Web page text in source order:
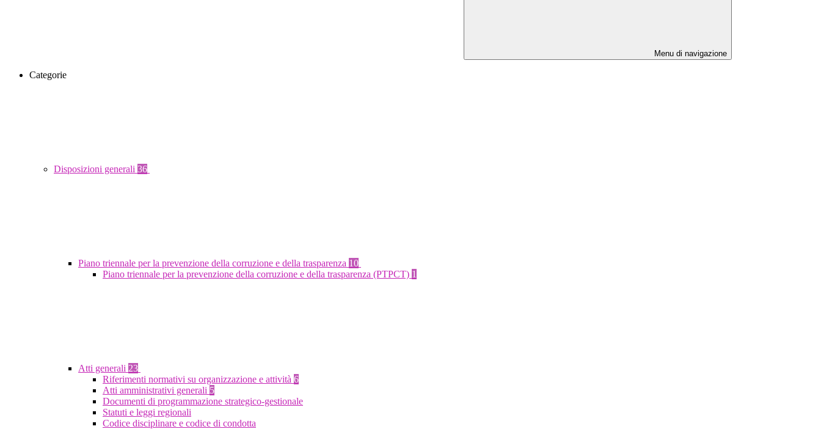
Menu di navigazione
Categorie
Disposizioni generali 36
Piano triennale per la prevenzione della corruzione e della trasparenza 10
Piano triennale per la prevenzione della corruzione e della trasparenza (PTPCT) 1
Atti generali 23
Riferimenti normativi su organizzazione e attività 6
Atti amministrativi generali 5
Documenti di programmazione strategico-gestionale
Statuti e leggi regionali
Codice disciplinare e codice di condotta